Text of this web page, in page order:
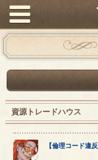
資源トレードハウス
【倫理コード違反